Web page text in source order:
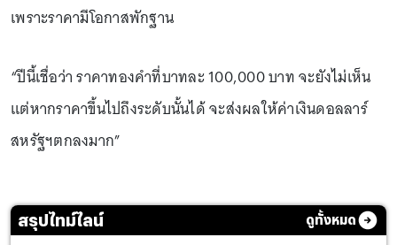
เพราะราคามีโอกาสพักฐาน
“ปีนี้เชื่อว่า ราคาทองคำที่บาทละ 100,000 บาท จะยังไม่เห็น
แต่หากราคาขึ้นไปถึงระดับนั้นได้ จะส่งผลให้ค่าเงินดอลลาร์
สหรัฐฯตกลงมาก”
สรุปไทม์ไลน์ ดูทั้งหมด